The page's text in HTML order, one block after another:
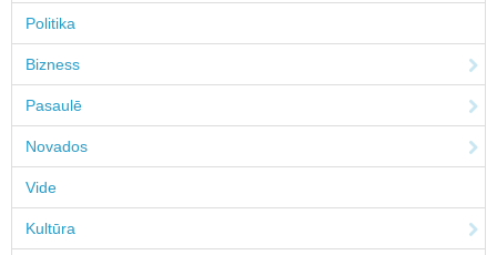
Politika
Bizness
Pasaulē
Novados
Vide
Kultūra